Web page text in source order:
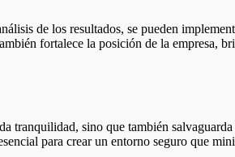
de los resultados, se pueden
fortalece la posición de la empresa,
sino que también
para crear un entorno seguro que